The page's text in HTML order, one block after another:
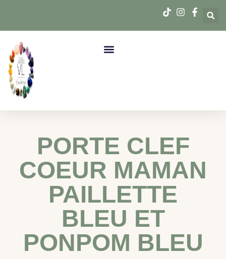
PORTE CLEF
COEUR MAMAN
PAILLETTE
BLEU ET
PONPOM BLEU